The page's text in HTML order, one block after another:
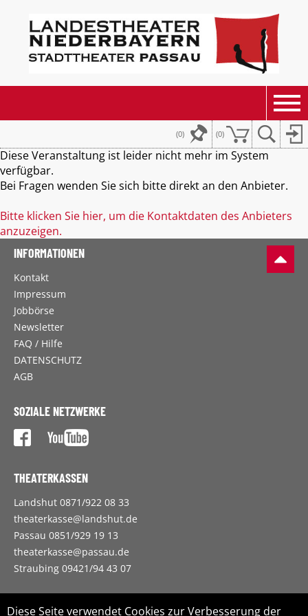
(0) (0)
Diese Seite verwendet Cookies zur Verbesserung der
Diese Veranstaltung ist leider nicht mehr im System
verfügbar.
Bei Fragen wenden Sie sich bitte direkt an den Anbieter.
Bitte klicken Sie hier, um die Kontaktdaten des Anbieters
anzuzeigen.
INFORMATIONEN
Kontakt
Impressum
Jobbörse
Newsletter
FAQ / Hilfe
DATENSCHUTZ
AGB
SOZIALE NETZWERKE
THEATERKASSEN
Landshut 0871/922 08 33
theaterkasse@landshut.de
Passau 0851/929 19 13
theaterkasse@passau.de
Straubing 09421/94 43 07
ZWECKVERBAND LANDESTHEATER NIEDERBAYERN